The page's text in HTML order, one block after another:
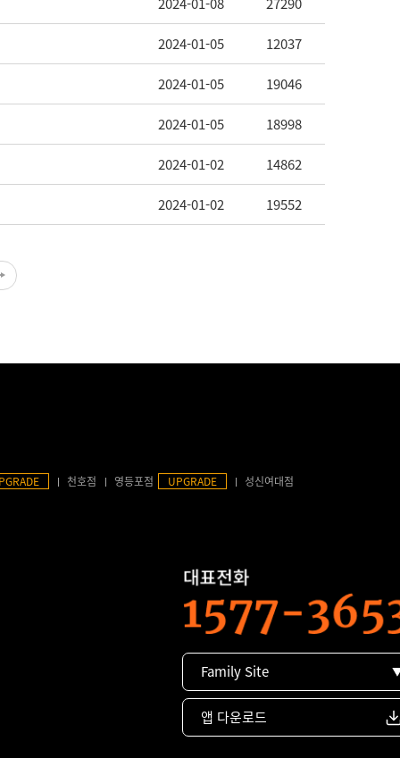
2024-01-05 12037
2024-01-05 19046
2024-01-05 18998
2024-01-02 14862
2024-01-02 19552
천호점 영등포점 UPGRADE 성신여대점
Family Site
앱 다운로드